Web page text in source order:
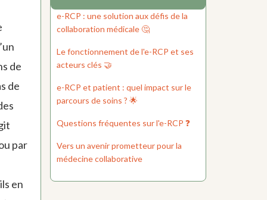
de
de
par
en
e-RCP : une solution aux défis de la
collaboration médicale 🤔
Le fonctionnement de l'e-RCP et ses
acteurs clés 🤝
e-RCP et patient : quel impact sur le
parcours de soins ? 🌟
Questions fréquentes sur l'e-RCP ❓
Vers un avenir prometteur pour la
médecine collaborative